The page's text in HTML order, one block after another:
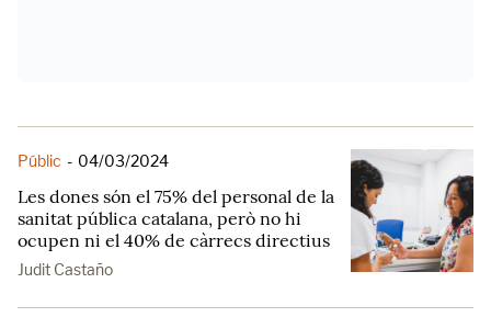
Públic - 04/03/2024
Les dones són el 75% del personal de la
sanitat pública catalana, però no hi
ocupen ni el 40% de càrrecs directius
Judit Castaño